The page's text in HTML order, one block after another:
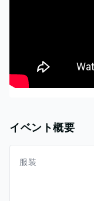
イベント概要
服装